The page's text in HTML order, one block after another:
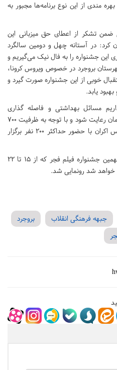
مندی از این نوع برنامه‌ها مجبور به
ضمن تشکر از اعطای حق میزبانی این
کرد: در آستانه چهل و دومین سالگرد
این جشنواره را به فال نیک می‌گیریم و
بروجرد در خصوص ویروس کرونا،
خوبی از این جشنواره صورت گیرد و
یابد.
مسائل بهداشتی و فاصله گذاری
اجتماعی با حضور کادر بهداشت و درمان رعایت شود و با توجه به ظرفیت ۷۰۰
نفره محل برگزاری جشنواره، هر سانس اکران با حضور حداکثر ۲۰۰ نفر برگزار
در پایان این مراسم از پوستر سی و نهمین جشنواره فیلم فجر که از ۱۵ تا ۲۲
خواهد شد رونمایی شد.
جبهه فرهنگی انقلاب
بروجرد